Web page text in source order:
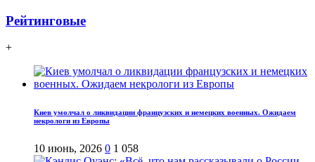
Рейтинговые
+
Киев умолчал о ликвидации французских и немецких военных. Ожидаем
некрологи из Европы
10 июнь, 2026 0 1 058